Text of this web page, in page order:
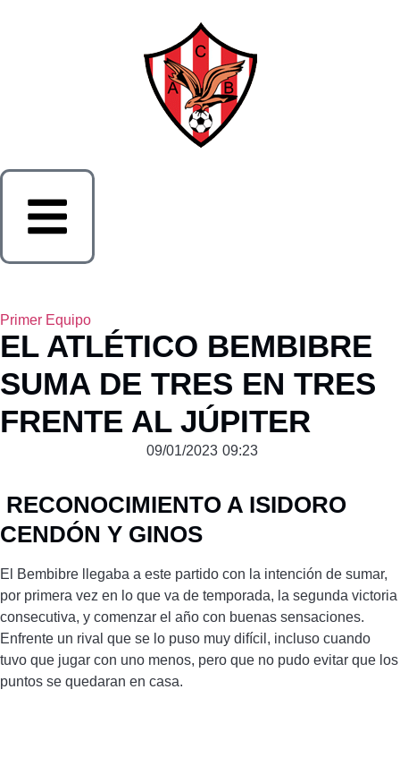
Primer Equipo
EL ATLÉTICO BEMBIBRE
SUMA DE TRES EN TRES
FRENTE AL JÚPITER
09/01/2023 09:23
RECONOCIMIENTO A ISIDORO
CENDÓN Y GINOS
El Bembibre llegaba a este partido con la intención de sumar,
por primera vez en lo que va de temporada, la segunda victoria
consecutiva, y comenzar el año con buenas sensaciones.
Enfrente un rival que se lo puso muy difícil, incluso cuando
tuvo que jugar con uno menos, pero que no pudo evitar que los
puntos se quedaran en casa.